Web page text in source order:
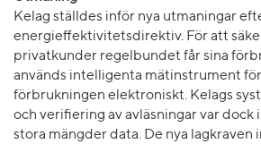
Kelag ställdes inför nya utmaningar
energieffektivitetsdirektiv. För att
privatkunder regelbundet får sina
används intelligenta mätinstrument
förbrukningen elektroniskt. Kelags
och verifiering av avläsningar var dock
stora mängder data. De nya lagkraven